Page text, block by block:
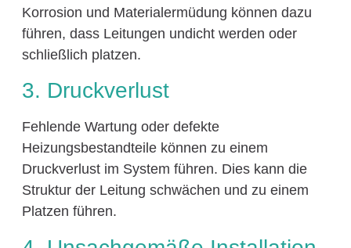
Korrosion und Materialermüdung können dazu
führen, dass Leitungen undicht werden oder
schließlich platzen.
3. Druckverlust
Fehlende Wartung oder defekte
Heizungsbestandteile können zu einem
Druckverlust im System führen. Dies kann die
Struktur der Leitung schwächen und zu einem
Platzen führen.